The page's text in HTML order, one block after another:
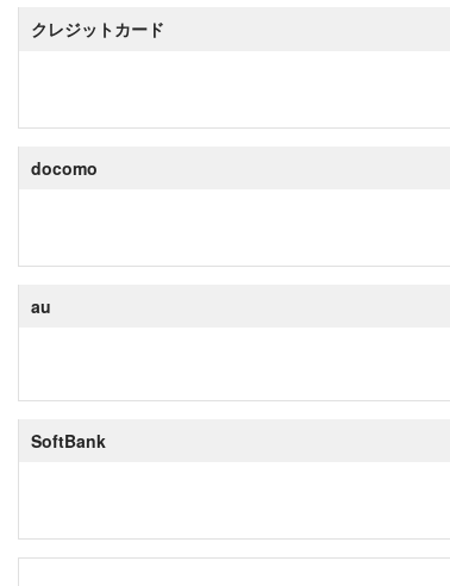
クレジットカード
docomo
au
SoftBank